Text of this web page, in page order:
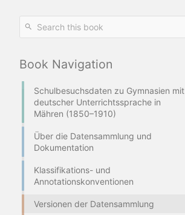
Book Navigation
Schulbesuchsdaten zu Gymnasien mit
deutscher Unterrichtssprache in
Mähren (1850–1910)
Über die Datensammlung und
Dokumentation
Klassifikations- und
Annotationskonventionen
Versionen der Datensammlung